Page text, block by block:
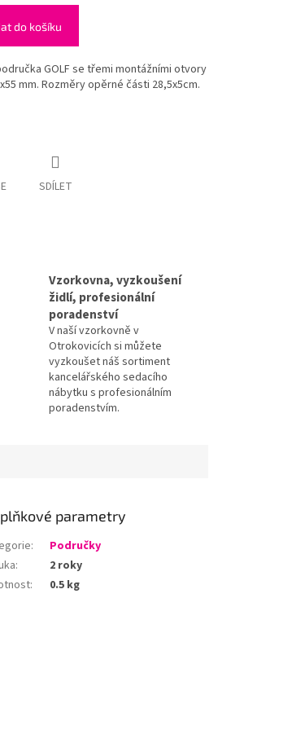
do košíku
GOLF se třemi montážními otvory
mm. Rozměry opěrné části 28,5x5cm.
SDÍLET
Vzorkovna, vyzkoušení
židlí, profesionální
poradenství
V naší vzorkovně v
Otrokovicích si můžete
vyzkoušet náš sortiment
kancelářského sedacího
nábytku s profesionálním
poradenstvím.
parametry
:
Područky
:
2 roky
: 0.5 kg